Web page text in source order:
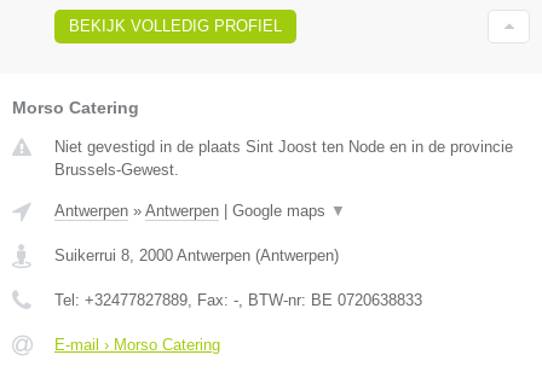
BEKIJK VOLLEDIG PROFIEL
Morso Catering
Niet gevestigd in de plaats Sint Joost ten Node en in de provincie
Brussels-Gewest.
Antwerpen » Antwerpen Google maps ▼
Suikerrui 8, 2000 Antwerpen (Antwerpen)
Tel: +32477827889, Fax: -, BTW-nr: BE 0720638833
E-mail › Morso Catering